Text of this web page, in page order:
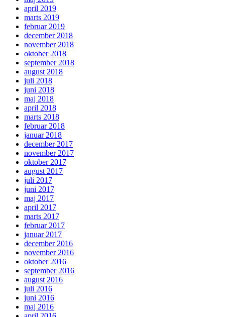
april 2019
marts 2019
februar 2019
december 2018
november 2018
oktober 2018
september 2018
august 2018
juli 2018
juni 2018
maj 2018
april 2018
marts 2018
februar 2018
januar 2018
december 2017
november 2017
oktober 2017
august 2017
juli 2017
juni 2017
maj 2017
april 2017
marts 2017
februar 2017
januar 2017
december 2016
november 2016
oktober 2016
september 2016
august 2016
juli 2016
juni 2016
maj 2016